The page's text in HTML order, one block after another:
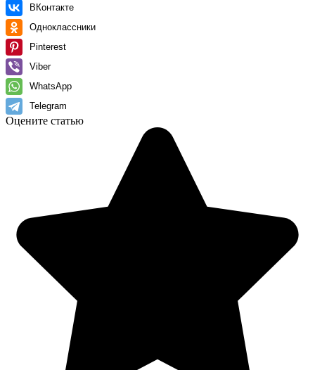
ВКонтакте
Одноклассники
Pinterest
Viber
WhatsApp
Telegram
Оцените статью